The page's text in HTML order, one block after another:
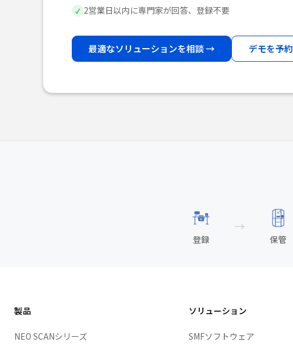
✓ 2営業日以内に専門家が回答、登録不要
最適なソリューションを相談 → デモを予約
登録
→
保管
製品
NEO SCANシリーズ
ソリューション
SMFソフトウェア